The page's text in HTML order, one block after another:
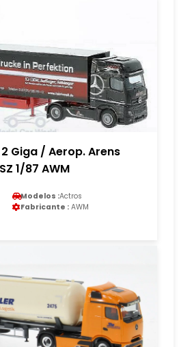
Giga / Aerop. Arens
1/87 AWM
Modelos :Actros
Fabricante : AWM